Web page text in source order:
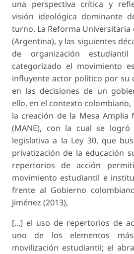
una perspectiva crítica y
visión ideológica dominante
turno. La Reforma Universitaria
(Argentina), y las siguientes
de organización
categorizado el movimiento
influyente actor político por su
en las decisiones de un
ello, en el contexto
la creación de la Mesa Amplia
(MANE), con la cual se
legislativa a la Ley 30, que
privatización de la educación
repertorios de acción
movimiento estudiantil e
frente al Gobierno
Jiménez (2013),
[...] el uso de repertorios de
uno de los elementos
movilización estudiantil; el